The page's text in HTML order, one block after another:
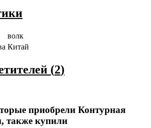
волк
Китай
(2)
приобрели Контурная
также купили